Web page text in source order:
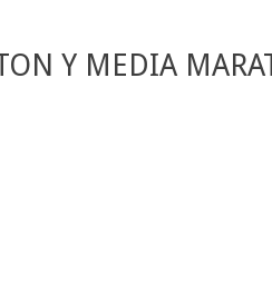
Y MEDIA